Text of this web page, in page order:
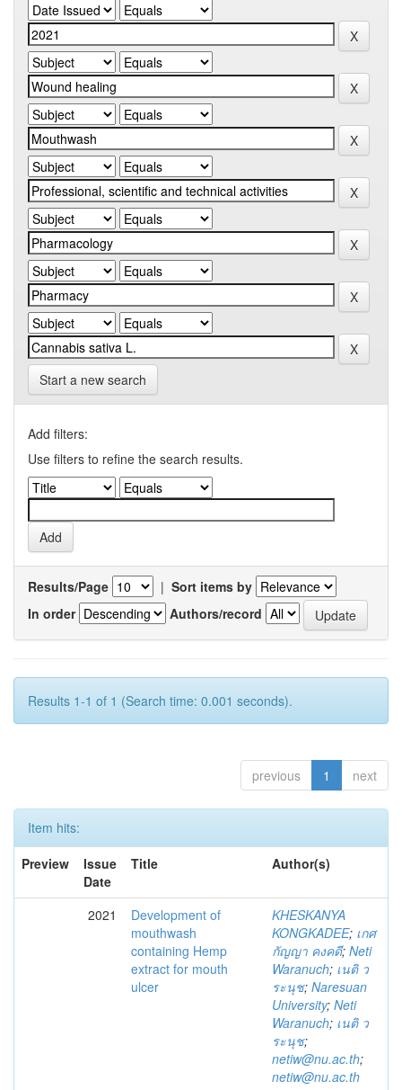
Start a new search
Add filters:
Use filters to refine the search results.
Results/Page | Sort items by
In order
Authors/record
Results 1-1 of 1 (Search time: 0.001 seconds).
previous 1 next
Item hits:
Preview
Issue
Date
Title Author(s)
2021
Development of
mouthwash
containing Hemp
extract for mouth
ulcer
KHESKANYA
KONGKADEE; เกศ
กัญญา คงคดี; Neti
Waranuch; เนติ ว
ระนุช; Naresuan
University; Neti
Waranuch; เนติ ว
ระนุช;
netiw@nu.ac.th;
netiw@nu.ac.th